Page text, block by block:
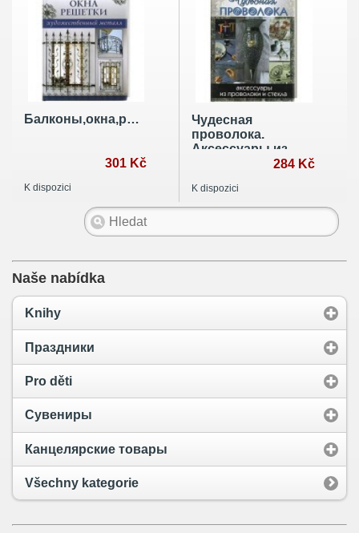
Балконы,окна,решетки
301 Kč
K dispozici
Чудесная
проволока.
Аксессуары из
284 Kč
K dispozici
Naše nabídka
Knihy
Праздники
Pro děti
Сувениры
Канцелярские товары
Všechny kategorie